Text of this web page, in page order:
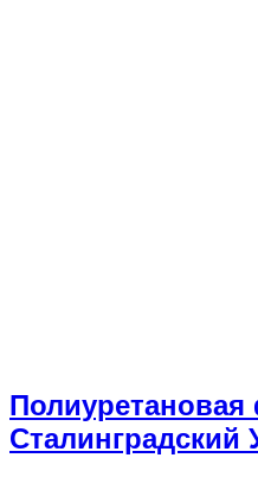
Сталинградский